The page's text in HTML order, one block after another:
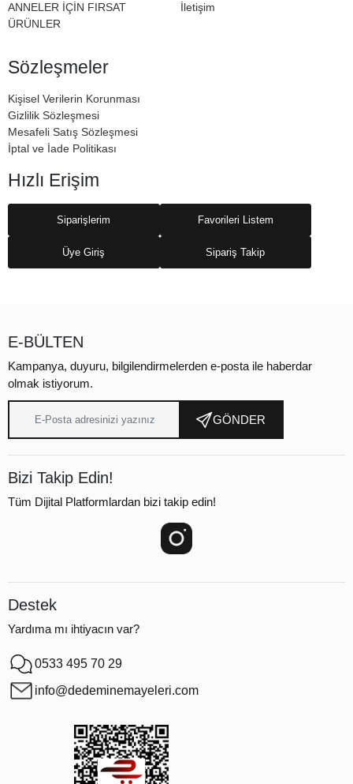
ANNELER İÇİN FIRSAT
ÜRÜNLER
İletişim
Sözleşmeler
Kişisel Verilerin Korunması
Gizlilik Sözleşmesi
Mesafeli Satış Sözleşmesi
İptal ve İade Politikası
Hızlı Erişim
Siparişlerim Favorileri Listem
Üye Giriş Sipariş Takip
E-BÜLTEN
Kampanya, duyuru, bilgilendirmelerden e-posta ile haberdar
olmak istiyorum.
GÖNDER
Bizi Takip Edin!
Tüm Dijital Platformlardan bizi takip edin!
Destek
Yardıma mı ihtiyacın var?
0533 495 70 29
info@dedeminemayeleri.com